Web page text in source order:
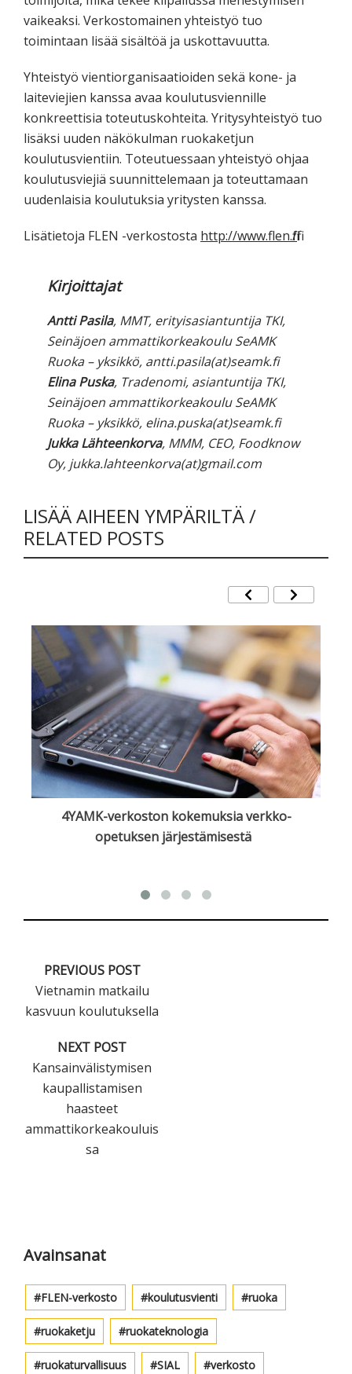
vaikeaksi. Verkostomainen yhteistyö tuo
toimintaan lisää sisältöä ja uskottavuutta.
Yhteistyö vientiorganisaatioiden sekä kone- ja
laiteviejien kanssa avaa koulutusviennille
konkreettisia toteutuskohteita. Yritysyhteistyö tuo
lisäksi uuden näkökulman ruokaketjun
koulutusvientiin. Toteutuessaan yhteistyö ohjaa
koulutusviejiä suunnittelemaan ja toteuttamaan
uudenlaisia koulutuksia yritysten kanssa.
Lisätietoja FLEN -verkostosta http://www.flen.fi/fi
Kirjoittajat
Antti Pasila, MMT, erityisasiantuntija TKI,
Seinäjoen ammattikorkeakoulu SeAMK
Ruoka – yksikkö, antti.pasila(at)seamk.fi
Elina Puska, Tradenomi, asiantuntija TKI,
Seinäjoen ammattikorkeakoulu SeAMK
Ruoka – yksikkö, elina.puska(at)seamk.fi
Jukka Lähteenkorva, MMM, CEO, Foodknow
Oy, jukka.lahteenkorva(at)gmail.com
LISÄÄ AIHEEN YMPÄRILTÄ /
RELATED POSTS
4YAMK-verkoston kokemuksia verkko-
opetuksen järjestämisestä
PREVIOUS POST
Vietnamin matkailu
kasvuun koulutuksella
NEXT POST
Kansainvälistymisen
kaupallistamisen
haasteet
ammattikorkeakouluis
sa
Avainsanat
FLEN-verkosto koulutusvienti ruoka
ruokaketju ruokateknologia
ruokaturvallisuus SIAL verkosto